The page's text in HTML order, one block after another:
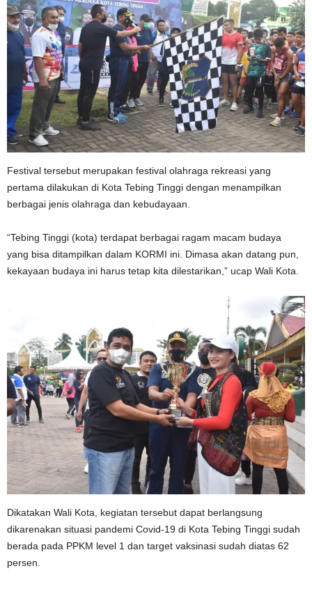
Festival tersebut merupakan festival olahraga rekreasi yang
pertama dilakukan di Kota Tebing Tinggi dengan menampilkan
berbagai jenis olahraga dan kebudayaan.
“Tebing Tinggi (kota) terdapat berbagai ragam macam budaya
yang bisa ditampilkan dalam KORMI ini. Dimasa akan datang pun,
kekayaan budaya ini harus tetap kita dilestarikan,” ucap Wali Kota.
Dikatakan Wali Kota, kegiatan tersebut dapat berlangsung
dikarenakan situasi pandemi Covid-19 di Kota Tebing Tinggi sudah
berada pada PPKM level 1 dan target vaksinasi sudah diatas 62
persen.